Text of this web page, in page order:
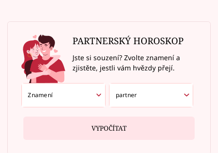
PARTNERSKÝ HOROSKOP
Jste si souzení? Zvolte znamení a
zjistěte, jestli vám hvězdy přejí.
VYPOČÍTAT